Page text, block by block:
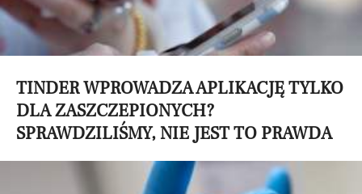
TINDER WPROWADZA APLIKACJĘ TYLKO
DLA ZASZCZEPIONYCH?
SPRAWDZILIŚMY, NIE JEST TO PRAWDA